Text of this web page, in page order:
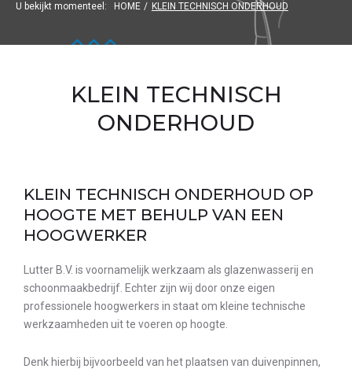
U bekijkt momenteel: HOME / KLEIN TECHNISCH ONDERHOUD
KLEIN TECHNISCH
ONDERHOUD
KLEIN TECHNISCH ONDERHOUD OP
HOOGTE MET BEHULP VAN EEN
HOOGWERKER
Lutter B.V. is voornamelijk werkzaam als glazenwasserij en
schoonmaakbedrijf. Echter zijn wij door onze eigen
professionele hoogwerkers in staat om kleine technische
werkzaamheden uit te voeren op hoogte.
Denk hierbij bijvoorbeeld van het plaatsen van duivenpinnen,